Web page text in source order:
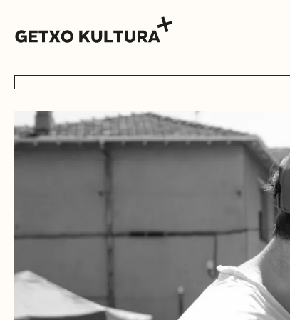
AGENDA
MUXIKEBARRI
KONTAKTUA